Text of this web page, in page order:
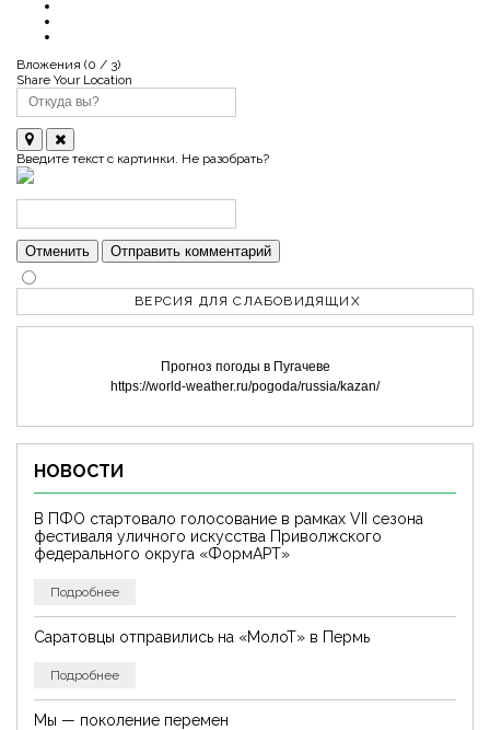
ВЕРСИЯ ДЛЯ СЛАБОВИДЯЩИХ
Прогноз погоды в Пугачеве
https://world-weather.ru/pogoda/russia/kazan/
НОВОСТИ
В ПФО стартовало голосование в рамках VII сезона
фестиваля уличного искусства Приволжского
федерального округа «ФормАРТ»
Подробнее
Саратовцы отправились на «МолоТ» в Пермь
Подробнее
Мы — поколение перемен
Вложения (0 / 3)
Share Your Location
Введите текст с картинки. Не разобрать?
Отменить Отправить комментарий